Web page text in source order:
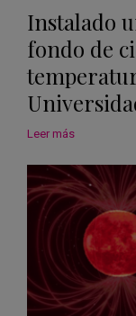
Instalado
fondo de
Leer más